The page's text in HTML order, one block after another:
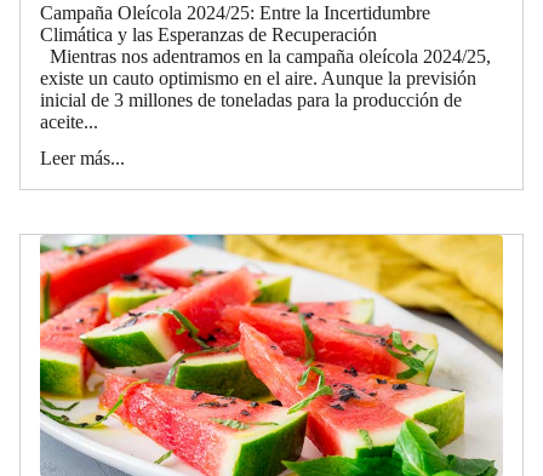
Campaña Oleícola 2024/25: Entre la Incertidumbre
Climática y las Esperanzas de Recuperación
Mientras nos adentramos en la campaña oleícola 2024/25,
existe un cauto optimismo en el aire. Aunque la previsión
inicial de 3 millones de toneladas para la producción de
aceite...
Leer más...